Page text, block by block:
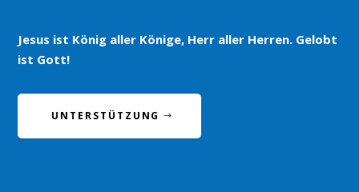
Jesus ist König aller Könige, Herr aller Herren. Gelobt
ist Gott!
UNTERSTÜTZUNG